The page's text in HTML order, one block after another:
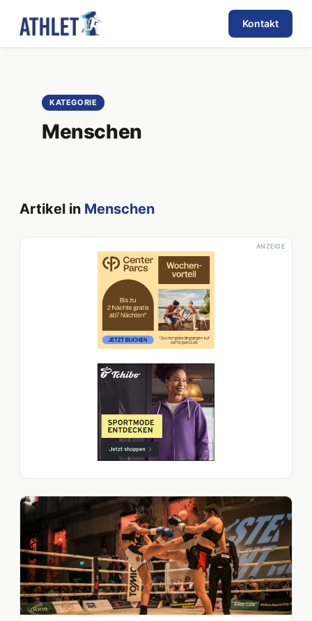
Kontakt
KATEGORIE
Menschen
Artikel in Menschen
ANZEIGE